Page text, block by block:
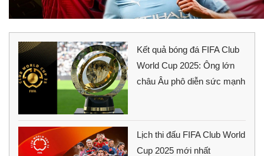
Kết quả bóng đá FIFA Club
World Cup 2025: Ông lớn
châu Âu phô diễn sức mạnh
Lịch thi đấu FIFA Club World
Cup 2025 mới nhất